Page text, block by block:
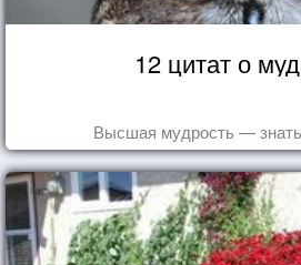
12 цитат о
Высшая мудрость —